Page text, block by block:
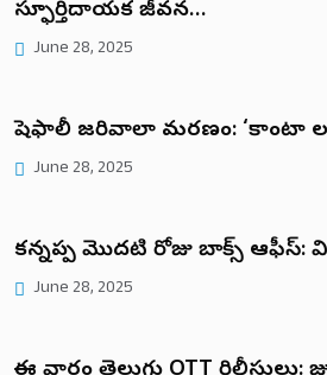
స్ఫూర్తిదాయక జీవన…
June 28, 2025
షెఫాలీ జరివాలా మరణం: ‘కాంటా
June 28, 2025
కన్నప్ప మొదటి రోజు బాక్స్ ఆఫీస్:
June 28, 2025